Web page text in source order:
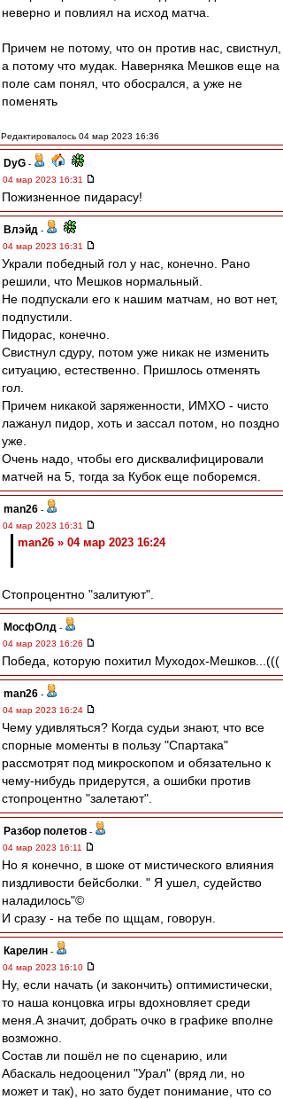
неверно и повлиял на исход матча.
Причем не потому, что он против нас, свистнул,
а потому что мудак. Наверняка Мешков еще на
поле сам понял, что обосрался, а уже не
поменять
Редактировалось 04 мар 2023 16:36
DyG -
04 мар 2023 16:31
Пожизненное пидарасу!
Влэйд -
04 мар 2023 16:31
Украли победный гол у нас, конечно. Рано
решили, что Мешков нормальный.
Не подпускали его к нашим матчам, но вот нет,
подпустили.
Пидорас, конечно.
Свистнул сдуру, потом уже никак не изменить
ситуацию, естественно. Пришлось отменять
гол.
Причем никакой заряженности, ИМХО - чисто
лажанул пидор, хоть и зассал потом, но поздно
уже.
Очень надо, чтобы его дисквалифицировали
матчей на 5, тогда за Кубок еще поборемся.
man26 -
04 мар 2023 16:31
man26 » 04 мар 2023 16:24
Стопроцентно "залитуют".
МосфОлд -
04 мар 2023 16:26
Победа, которую похитил Муходох-Мешков...(((
man26 -
04 мар 2023 16:24
Чему удивляться? Когда судьи знают, что все
спорные моменты в пользу "Спартака"
рассмотрят под микроскопом и обязательно к
чему-нибудь придерутся, а ошибки против
стопроцентно "залетают".
Разбор полетов -
04 мар 2023 16:11
Но я конечно, в шоке от мистического влияния
пиздливости бейсболки. " Я ушел, судейство
наладилось"©
И сразу - на тебе по щщам, говорун.
Карелин -
04 мар 2023 16:10
Ну, если начать (и закончить) оптимистически,
то наша концовка игры вдохновляет среди
меня.А значит, добрать очко в графике вполне
возможно.
Состав ли пошёл не по сценарию, или
Абаскаль недооценил "Урал" (вряд ли, но
может и так), но зато будет понимание, что со